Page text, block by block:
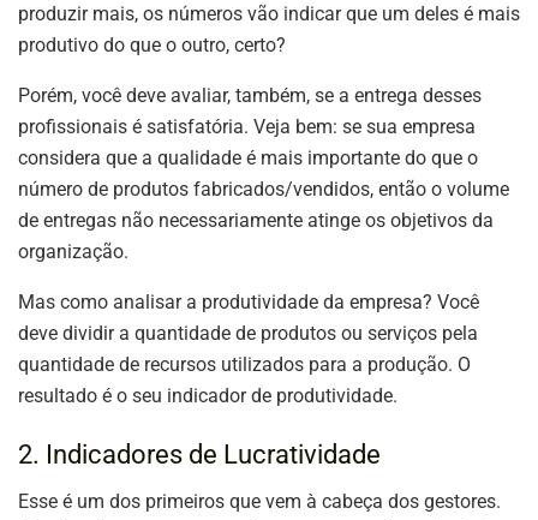
produzir mais, os números vão indicar que um deles é mais
produtivo do que o outro, certo?
Porém, você deve avaliar, também, se a entrega desses
profissionais é satisfatória. Veja bem: se sua empresa
considera que a qualidade é mais importante do que o
número de produtos fabricados/vendidos, então o volume
de entregas não necessariamente atinge os objetivos da
organização.
Mas como analisar a produtividade da empresa? Você
deve dividir a quantidade de produtos ou serviços pela
quantidade de recursos utilizados para a produção. O
resultado é o seu indicador de produtividade.
2. Indicadores de Lucratividade
Esse é um dos primeiros que vem à cabeça dos gestores.